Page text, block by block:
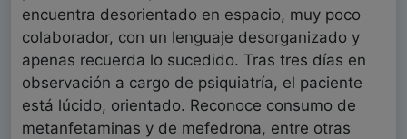
encuentra desorientado en espacio, muy poco
colaborador, con un lenguaje desorganizado y
apenas recuerda lo sucedido. Tras tres días en
observación a cargo de psiquiatría, el paciente
está lúcido, orientado. Reconoce consumo de
metanfetaminas y de mefedrona, entre otras